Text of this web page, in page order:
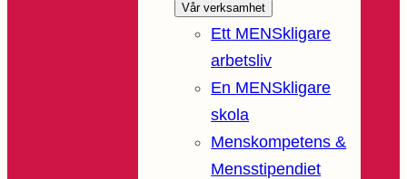
Vår verksamhet
Ett MENSkligare
arbetsliv
En MENSkligare
skola
Menskompetens &
Mensstipendiet